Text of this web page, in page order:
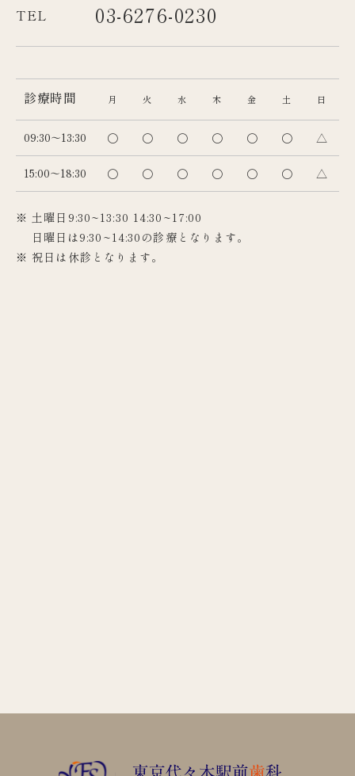
TEL 03-6276-0230
診療時間 月 火 水 木 金 土 日
09:30～13:30 〇 〇 〇 〇 〇 〇 △
15:00～18:30 〇 〇 〇 〇 〇 〇 △
※ 土曜日9:30~13:30 14:30~17:00
日曜日は9:30~14:30の診療となります。
※ 祝日は休診となります。